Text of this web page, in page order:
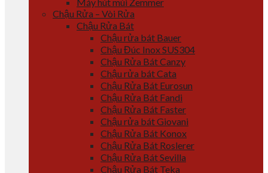
Chậu Rửa – Vòi Rửa
Chậu Rửa Bát
Chậu rửa bát Bauer
Chậu Đúc Inox SUS304
Chậu Rửa Bát Canzy
Chậu rửa bát Cata
Chậu Rửa Bát Eurosun
Chậu Rửa Bát Fandi
Chậu Rửa Bát Faster
Chậu rửa bát Giovani
Chậu Rửa Bát Konox
Chậu Rửa Bát Roslerer
Chậu Rửa Bát Sevilla
Chậu Rửa Bát Teka